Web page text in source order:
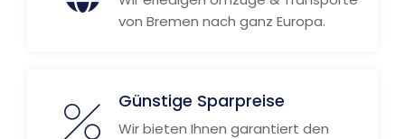
von Bremen nach ganz Europa.
Günstige Sparpreise
Wir bieten Ihnen garantiert den